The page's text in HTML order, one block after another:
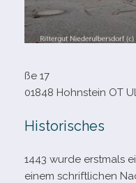
ße 17
01848 Hohnstein OT
Historisches
1443 wurde erst­mals
einem schrift­li­chen